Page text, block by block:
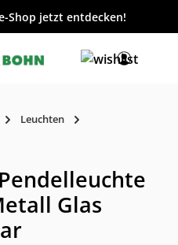
Shop jetzt entdecken!
Leuchten
Glas